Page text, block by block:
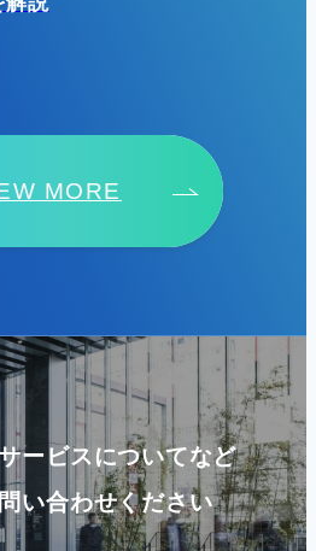
MORE
ービスについてなど
い合わせください